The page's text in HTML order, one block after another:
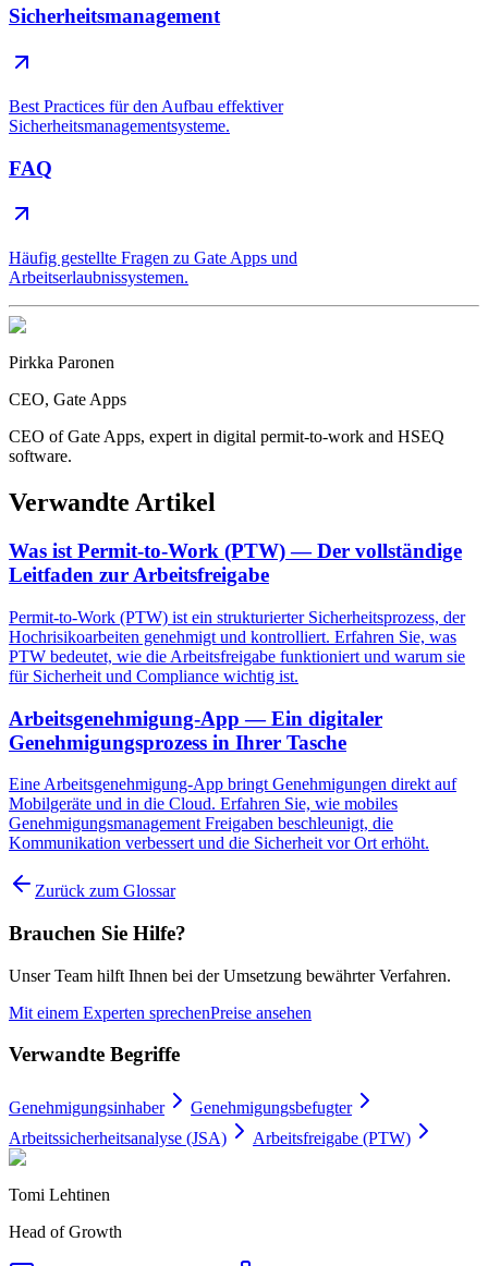
Sicherheitsmanagement
Best Practices für den Aufbau effektiver
Sicherheitsmanagementsysteme.
FAQ
Häufig gestellte Fragen zu Gate Apps und
Arbeitserlaubnissystemen.
Pirkka Paronen
CEO, Gate Apps
CEO of Gate Apps, expert in digital permit-to-work and HSEQ
software.
Verwandte Artikel
Was ist Permit-to-Work (PTW) — Der vollständige
Leitfaden zur Arbeitsfreigabe
Permit-to-Work (PTW) ist ein strukturierter Sicherheitsprozess, der
Hochrisikoarbeiten genehmigt und kontrolliert. Erfahren Sie, was
PTW bedeutet, wie die Arbeitsfreigabe funktioniert und warum sie
für Sicherheit und Compliance wichtig ist.
Arbeitsgenehmigung-App — Ein digitaler
Genehmigungsprozess in Ihrer Tasche
Eine Arbeitsgenehmigung-App bringt Genehmigungen direkt auf
Mobilgeräte und in die Cloud. Erfahren Sie, wie mobiles
Genehmigungsmanagement Freigaben beschleunigt, die
Kommunikation verbessert und die Sicherheit vor Ort erhöht.
Zurück zum Glossar
Brauchen Sie Hilfe?
Unser Team hilft Ihnen bei der Umsetzung bewährter Verfahren.
Mit einem Experten sprechenPreise ansehen
Verwandte Begriffe
Genehmigungsinhaber
Genehmigungsbefugter
Arbeitssicherheitsanalyse (JSA)
Arbeitsfreigabe (PTW)
Tomi Lehtinen
Head of Growth